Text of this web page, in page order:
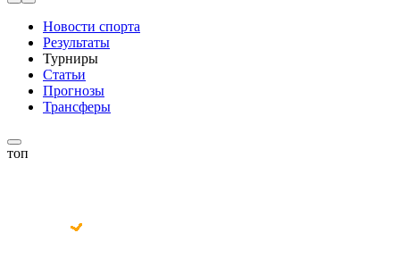
Новости спорта
Результаты
Турниры
Статьи
Прогнозы
Трансферы
топ